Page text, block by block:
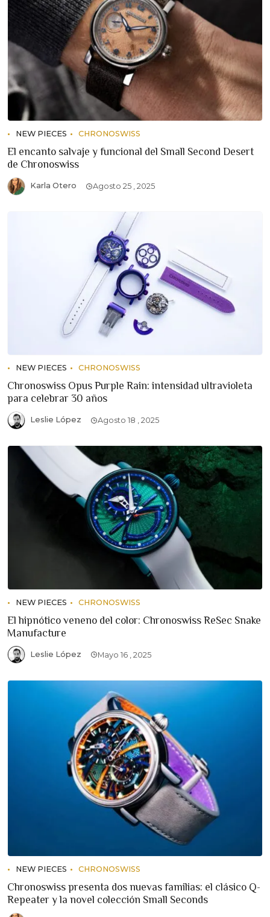
NEW PIECES CHRONOSWISS
El encanto salvaje y funcional del Small Second Desert
de Chronoswiss
Karla Otero Agosto 25 , 2025
NEW PIECES CHRONOSWISS
Chronoswiss Opus Purple Rain: intensidad ultravioleta
para celebrar 30 años
Leslie López Agosto 18 , 2025
NEW PIECES CHRONOSWISS
El hipnótico veneno del color: Chronoswiss ReSec Snake
Manufacture
Leslie López Mayo 16 , 2025
NEW PIECES CHRONOSWISS
Chronoswiss presenta dos nuevas familias: el clásico Q-
Repeater y la novel colección Small Seconds